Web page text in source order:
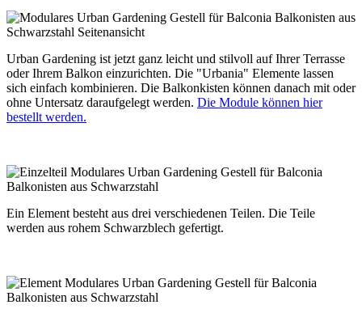
Urban Gardening ist jetzt ganz leicht und stilvoll auf Ihrer Terrasse
oder Ihrem Balkon einzurichten. Die "Urbania" Elemente lassen
sich einfach kombinieren. Die Balkonkisten können danach mit oder
ohne Untersatz daraufgelegt werden. Die Module können hier
bestellt werden.
Ein Element besteht aus drei verschiedenen Teilen. Die Teile
werden aus rohem Schwarzblech gefertigt.